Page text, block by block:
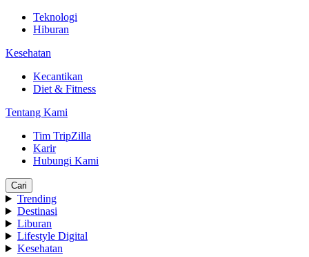
Teknologi
Hiburan
Kesehatan
Kecantikan
Diet & Fitness
Tentang Kami
Tim TripZilla
Karir
Hubungi Kami
Cari
Trending
Destinasi
Liburan
Lifestyle Digital
Kesehatan